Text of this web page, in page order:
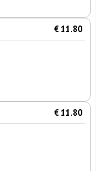
€ 11.80
€ 11.80